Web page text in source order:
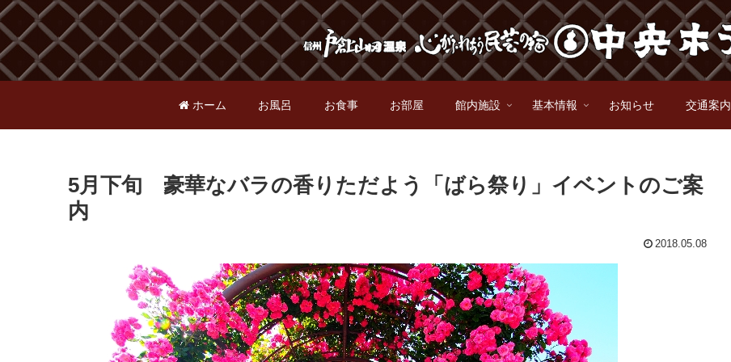
ホーム お風呂 お食事 お部屋 館内施設 基本情報 お知らせ 交通案内
5月下旬 豪華なバラの香りただよう「ばら祭り」イベントのご案
内
2018.05.08